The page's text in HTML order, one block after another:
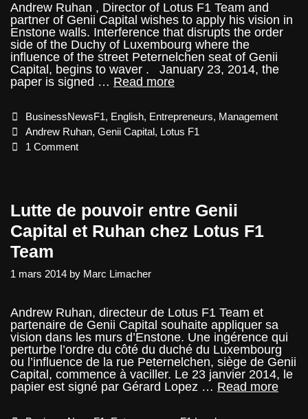
Andrew Ruhan , Director of Lotus F1 Team and
partner of Genii Capital wishes to apply his vision in
Enstone walls. Interference that disrupts the order
side of the Duchy of Luxembourg where the
influence of the street Peternelchen seat of Genii
Capital, begins to waver . January 23, 2014, the
paper is signed … Read moreTrouble
F1
Team
Categories
BusinessNewsF1, English, Entrepreneurs, Management
Tags
Andrew Ruhan,Genii Capital, Lotus F1
1 Comment
Lutte de pouvoir entre Genii
Capital et Ruhan chez Lotus F1
Team
1 mars 2014 by Marc Limacher
Andrew Ruhan, directeur de Lotus F1 Team et
partenaire de Genii Capital souhaite appliquer sa
vision dans les murs d’Enstone. Une ingérence qui
perturbe l’ordre du côté du duché du Luxembourg
ou l’influence de la rue Peternelchen, siège de Genii
Capital, commence à vaciller. Le 23 janvier 2014, le
papier est signé par Gérard Lopez … Read moreLutte